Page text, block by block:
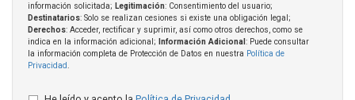
información solicitada; Legitimación: Consentimiento del usuario;
Destinatarios: Solo se realizan cesiones si existe una obligación legal;
Derechos: Acceder, rectificar y suprimir, así como otros derechos, como se
indica en la información adicional;
Información Adicional : Puede consultar
la información completa de Protección de Datos en nuestra Política de
Privacidad